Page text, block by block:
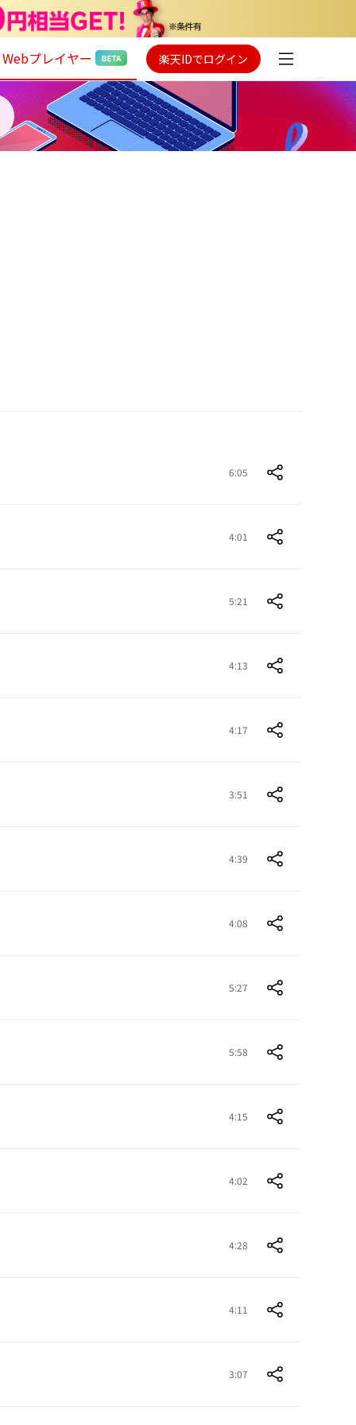
Webプレイヤー 楽天IDでログイン
6:05
4:01
5:21
4:13
4:17
3:51
4:39
4:08
5:27
5:58
4:15
4:02
4:28
4:11
3:07